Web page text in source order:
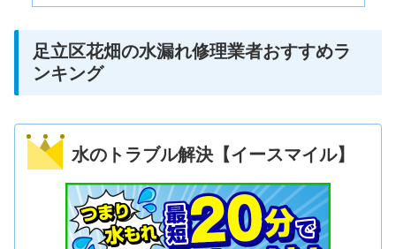
足立区花畑の水漏れ修理業者おすすめラ
ンキング
水のトラブル解決【イースマイル】